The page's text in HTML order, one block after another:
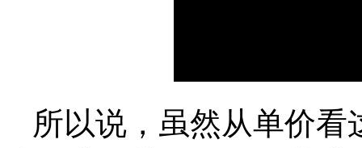
所以说，虽然从单价看